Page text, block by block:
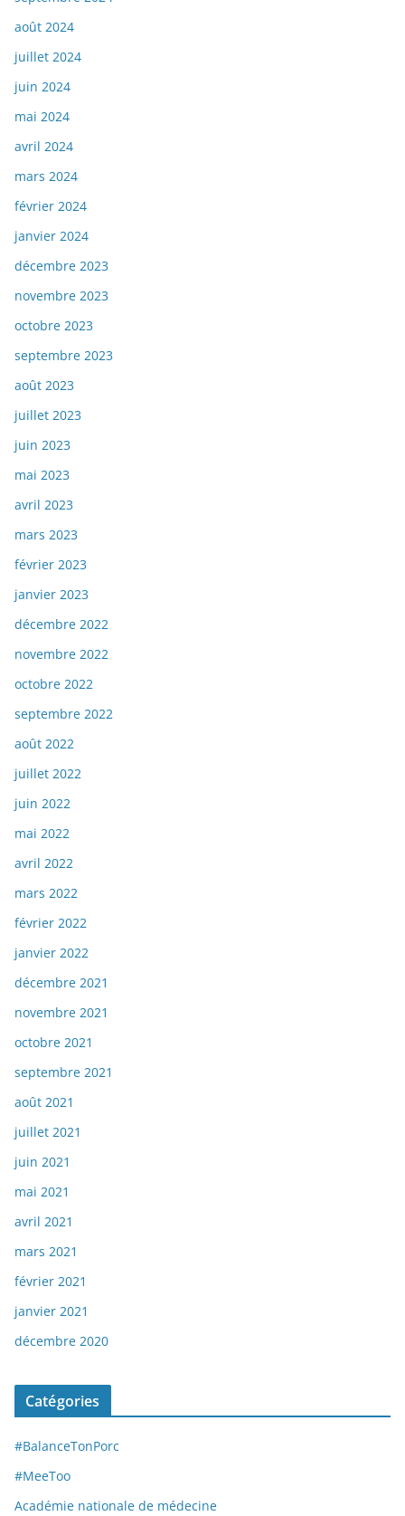
août 2024
juillet 2024
juin 2024
mai 2024
avril 2024
mars 2024
février 2024
janvier 2024
décembre 2023
novembre 2023
octobre 2023
septembre 2023
août 2023
juillet 2023
juin 2023
mai 2023
avril 2023
mars 2023
février 2023
janvier 2023
décembre 2022
novembre 2022
octobre 2022
septembre 2022
août 2022
juillet 2022
juin 2022
mai 2022
avril 2022
mars 2022
février 2022
janvier 2022
décembre 2021
novembre 2021
octobre 2021
septembre 2021
août 2021
juillet 2021
juin 2021
mai 2021
avril 2021
mars 2021
février 2021
janvier 2021
décembre 2020
Catégories
#BalanceTonPorc
#MeeToo
Académie nationale de médecine